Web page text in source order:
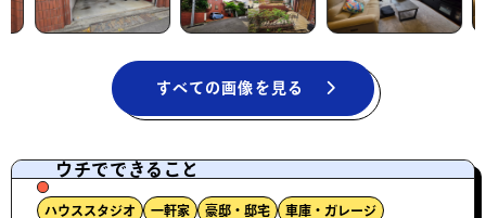
すべての画像を見る
ウチでできること
ハウススタジオ 一軒家 豪邸・邸宅 車庫・ガレージ